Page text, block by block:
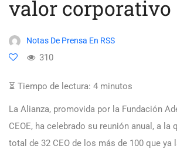
valor corporativo
Notas De Prensa En RSS
310
⏳ Tiempo de lectura: 4 minutos
La Alianza, promovida por la Fundación
CEOE, ha celebrado su reunión anual, a la
total de 32 CEO de los más de 100 que ya